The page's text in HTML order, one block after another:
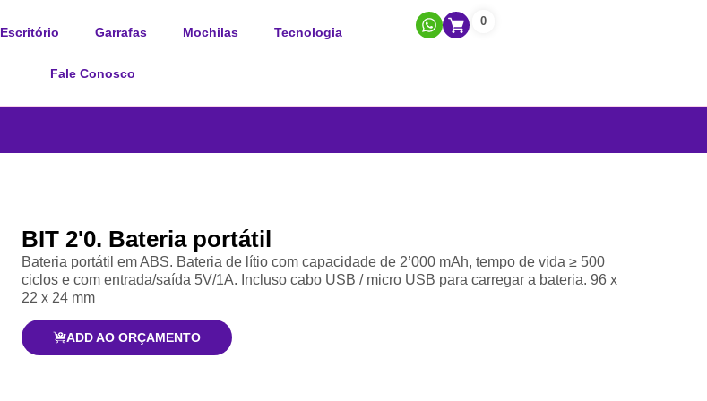
Escritório Garrafas Mochilas Tecnologia
Fale Conosco
0
BIT 2'0. Bateria portátil
Bateria portátil em ABS. Bateria de lítio com capacidade de 2’000 mAh, tempo de vida ≥ 500
ciclos e com entrada/saída 5V/1A. Incluso cabo USB / micro USB para carregar a bateria. 96 x
22 x 24 mm
ADD AO ORÇAMENTO